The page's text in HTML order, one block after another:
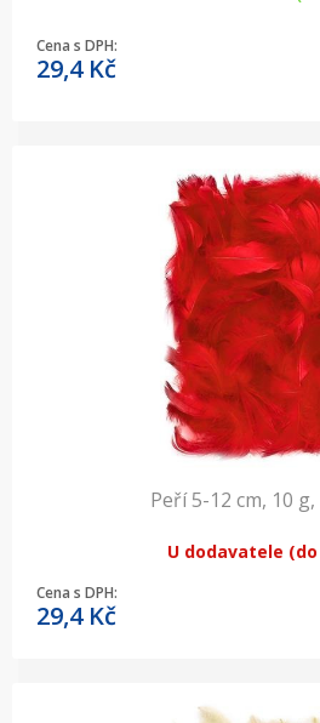
Cena s DPH:
29,4 Kč
Peří 5-12 cm, 10
U dodavatele (do
Cena s DPH:
29,4 Kč